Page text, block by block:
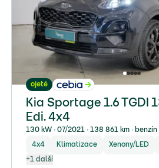
ojeté
Kia Sportage 1.6 TGDI
Edi. 4x4
130 kW ∙ 07/2021 ∙ 138 861 km ∙ benzín
4x4 Klimatizace Xenony/LED
+1 další